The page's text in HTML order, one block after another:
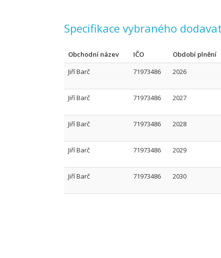
Specifikace vybraného
Obchodní název IČO
Období plnění
Jiří Barč
71973486 2026
Jiří Barč 71973486 2027
Jiří Barč 71973486 2028
Jiří Barč 71973486 2029
Jiří Barč 71973486 2030